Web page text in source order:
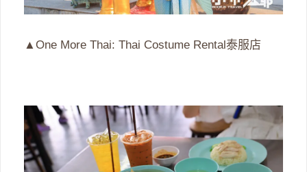
▲One More Thai: Thai Costume Rental泰服店